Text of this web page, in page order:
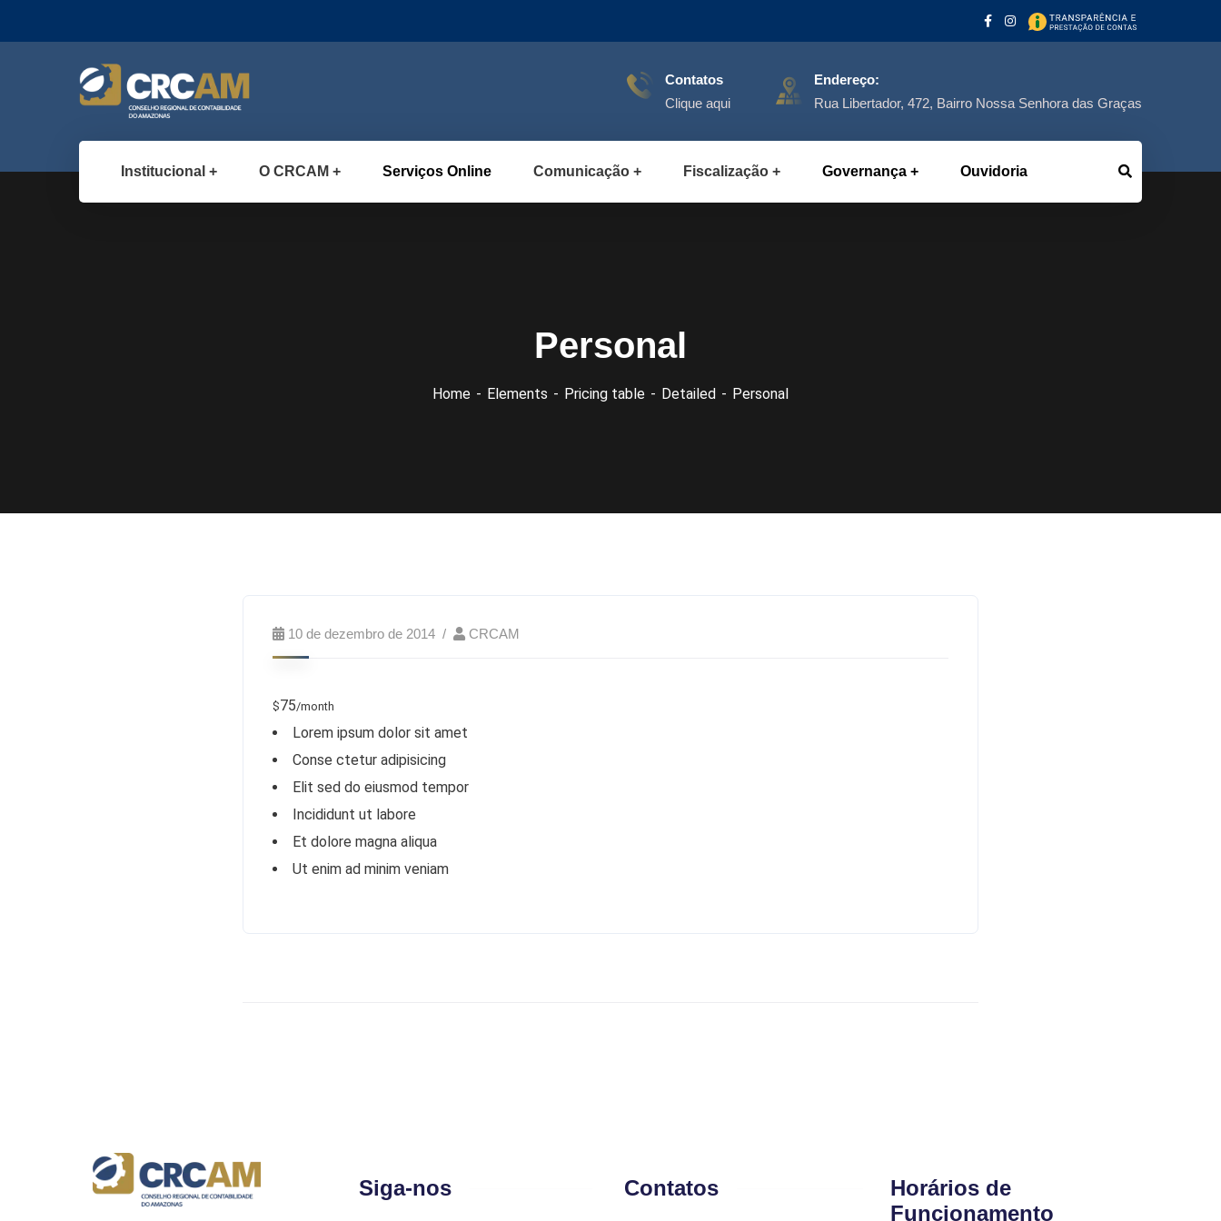
Contatos
Clique aqui
Endereço:
Rua Libertador, 472, Bairro Nossa Senhora das Graças
Institucional O CRCAM Serviços Online Comunicação Fiscalização Governança Ouvidoria
Personal
Home Elements Pricing table Detailed Personal
10 de dezembro de 2014 CRCAM
$75/month
Lorem ipsum dolor sit amet
Conse ctetur adipisicing
Elit sed do eiusmod tempor
Incididunt ut labore
Et dolore magna aliqua
Ut enim ad minim veniam
Siga-nos Contatos
Horários de
Funcionamento